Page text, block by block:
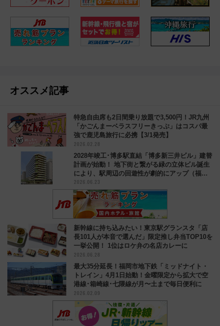
オススメ記事
特急自由席も2日間乗り放題で3,500円！JR九州
「かごんまーベラスフリーきっぷ」はコスパ最
強で鹿児島旅行に必携【3/1発売】
2026.02.28
2028年竣工･博多駅直結「博多新三井ビル」建替
計画が始動！ 地下街と繋がる緑の立体ビル誕生
により、駅周辺の回遊性が劇的にアップ（福岡
市）
2026.06.23
新幹線に持ち込みたい！東京駅グランスタ「店
長101人が本音で選んだ」限定推し弁当TOP10を
一挙公開！ 1位はロケ弁の名店カレーに
2026.06.28
最大35分延長！福岡市地下鉄「ミッドナイト・
トレイン」4月1日始動！金曜限定から拡大で空
港線･箱崎線･七隈線が月〜土まで毎日便利に
2026.02.09